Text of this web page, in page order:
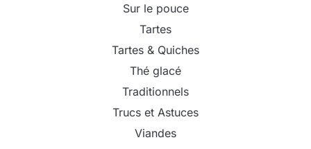
Sur le pouce
Tartes
Tartes & Quiches
Thé glacé
Traditionnels
Trucs et Astuces
Viandes